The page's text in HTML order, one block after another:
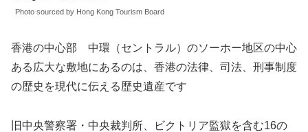
Photo sourced by Hong Kong Tourism Board
香港の中心部 中環（セントラル）のソーホー地区の中心
ある広大な敷地にあるのは、香港の法律、司法、刑事制度
の歴史を現代に伝える歴史遺産です
旧中央警察署・中央裁判所、ビクトリア監獄を含む16の